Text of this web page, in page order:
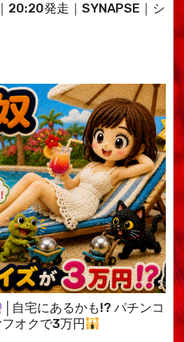
20:20発走｜SYNAPSE｜シ
│自宅にあるかも!? パチンコ
オクで3万円